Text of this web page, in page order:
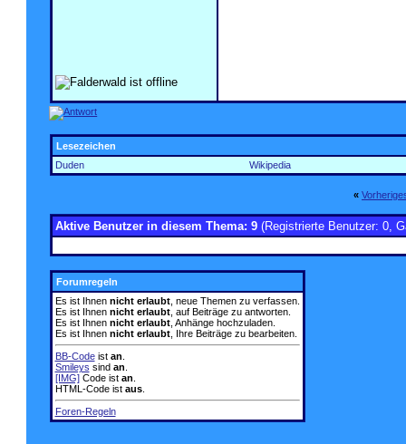
Lesezeichen
Duden
Wikipedia
«
Aktive Benutzer in diesem Thema: 9 (Registrierte Benutzer: 0,
Forumregeln
Es ist Ihnen nicht erlaubt, neue Themen zu verfassen.
Es ist Ihnen nicht erlaubt, auf Beiträge zu antworten.
Es ist Ihnen nicht erlaubt, Anhänge hochzuladen.
Es ist Ihnen nicht erlaubt, Ihre Beiträge zu bearbeiten.
BB-Codeist an
Smileys sind an
[IMG]Code ist an
HTML-Code ist aus.
Foren-Regeln